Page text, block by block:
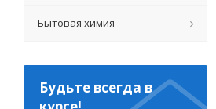
Бытовая химия
Будьте всегда в